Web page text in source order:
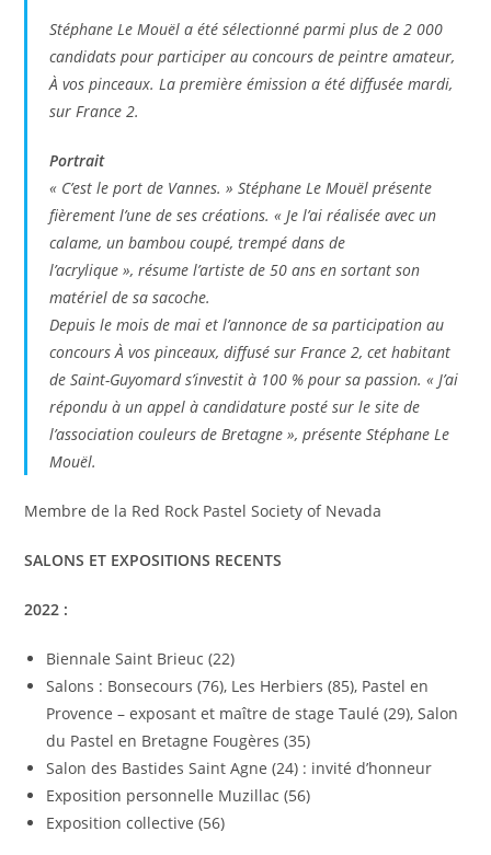
Stéphane Le Mouël a été sélectionné parmi plus de 2 000
candidats pour participer au concours de peintre amateur,
À vos pinceaux. La première émission a été diffusée mardi,
sur France 2.
Portrait
« C’est le port de Vannes. » Stéphane Le Mouël présente
fièrement l’une de ses créations.« Je l’ai réalisée avec un
calame, un bambou coupé, trempé dans de
l’acrylique », résume l’artiste de 50 ans en sortant son
matériel de sa sacoche.
Depuis le mois de mai et l’annonce de sa participation au
concours À vos pinceaux, diffusé sur France 2, cet habitant
de Saint-Guyomard s’investit à 100 % pour sa passion.« J’ai
répondu à un appel à candidature posté sur le site de
l’association couleurs de Bretagne », présente Stéphane Le
Mouël.
Membre de la Red Rock Pastel Society of Nevada
SALONS ET EXPOSITIONS RECENTS
2022 :
Biennale Saint Brieuc (22)
Salons : Bonsecours (76), Les Herbiers (85), Pastel en
Provence – exposant et maître de stage Taulé (29), Salon
du Pastel en Bretagne Fougères (35)
Salon des Bastides Saint Agne (24) : invité d’honneur
Exposition personnelle Muzillac (56)
Exposition collective (56)